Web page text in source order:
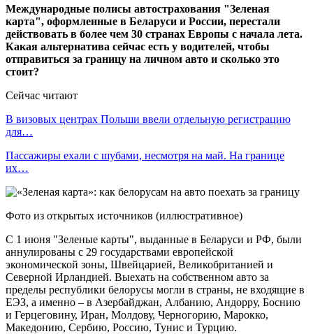
Международные полисы автострахования "Зеленая
карта", оформленные в Беларуси и России, перестали
действовать в более чем 30 странах Европы с начала лета.
Какая альтернатива сейчас есть у водителей, чтобы
отправиться за границу на личном авто и сколько это
стоит?
Сейчас читают
В визовых центрах Польши ввели отдельную регистрацию
для…
Пассажиры ехали с шубами, несмотря на май. На границе
их…
Фото из открытых источников (иллюстративное)
С 1 июня "Зеленые карты", выданные в Беларуси и РФ, были
аннулированы с 29 государствами европейской
экономической зоны, Швейцарией, Великобританией и
Северной Ирландией. Выехать на собственном авто за
пределы республики белорусы могли в страны, не входящие в
ЕЭЗ, а именно – в Азербайджан, Албанию, Андорру, Боснию
и Герцеговину, Иран, Молдову, Черногорию, Марокко,
Македонию, Сербию, Россию, Тунис и Турцию.